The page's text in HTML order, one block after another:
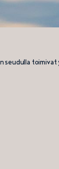
seudulla